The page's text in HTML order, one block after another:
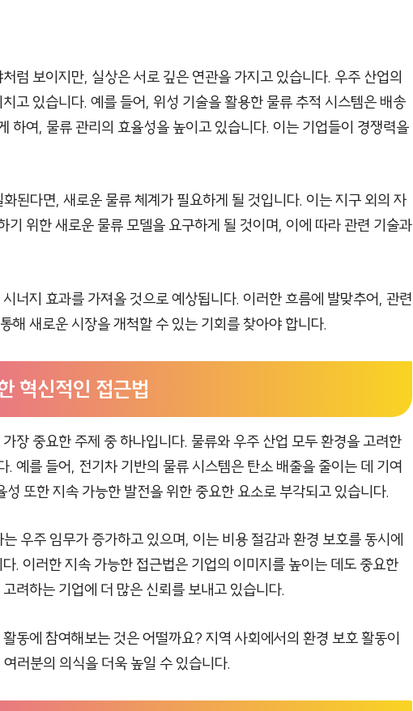
럼 보이지만, 실상은 서로 깊은 연관을 가지고 있습니다. 우주 산업의
고 있습니다. 예를 들어, 위성 기술을 활용한 물류 추적 시스템은 배송
하여, 물류 관리의 효율성을 높이고 있습니다. 이는 기업들이 경쟁력을
된다면, 새로운 물류 체계가 필요하게 될 것입니다. 이는 지구 외의 자
기 위한 새로운 물류 모델을 요구하게 될 것이며, 이에 따라 관련 기술과
너지 효과를 가져올 것으로 예상됩니다. 이러한 흐름에 발맞추어, 관련
해 새로운 시장을 개척할 수 있는 기회를 찾아야 합니다.
혁신적인 접근법
장 중요한 주제 중 하나입니다. 물류와 우주 산업 모두 환경을 고려한
. 예를 들어, 전기차 기반의 물류 시스템은 탄소 배출을 줄이는 데 기여
또한 지속 가능한 발전을 위한 중요한 요소로 부각되고 있습니다.
우주 임무가 증가하고 있으며, 이는 비용 절감과 환경 보호를 동시에
. 이러한 지속 가능한 접근법은 기업의 이미지를 높이는 데도 중요한
려하는 기업에 더 많은 신뢰를 보내고 있습니다.
동에 참여해보는 것은 어떨까요? 지역 사회에서의 환경 보호 활동이
러분의 의식을 더욱 높일 수 있습니다.